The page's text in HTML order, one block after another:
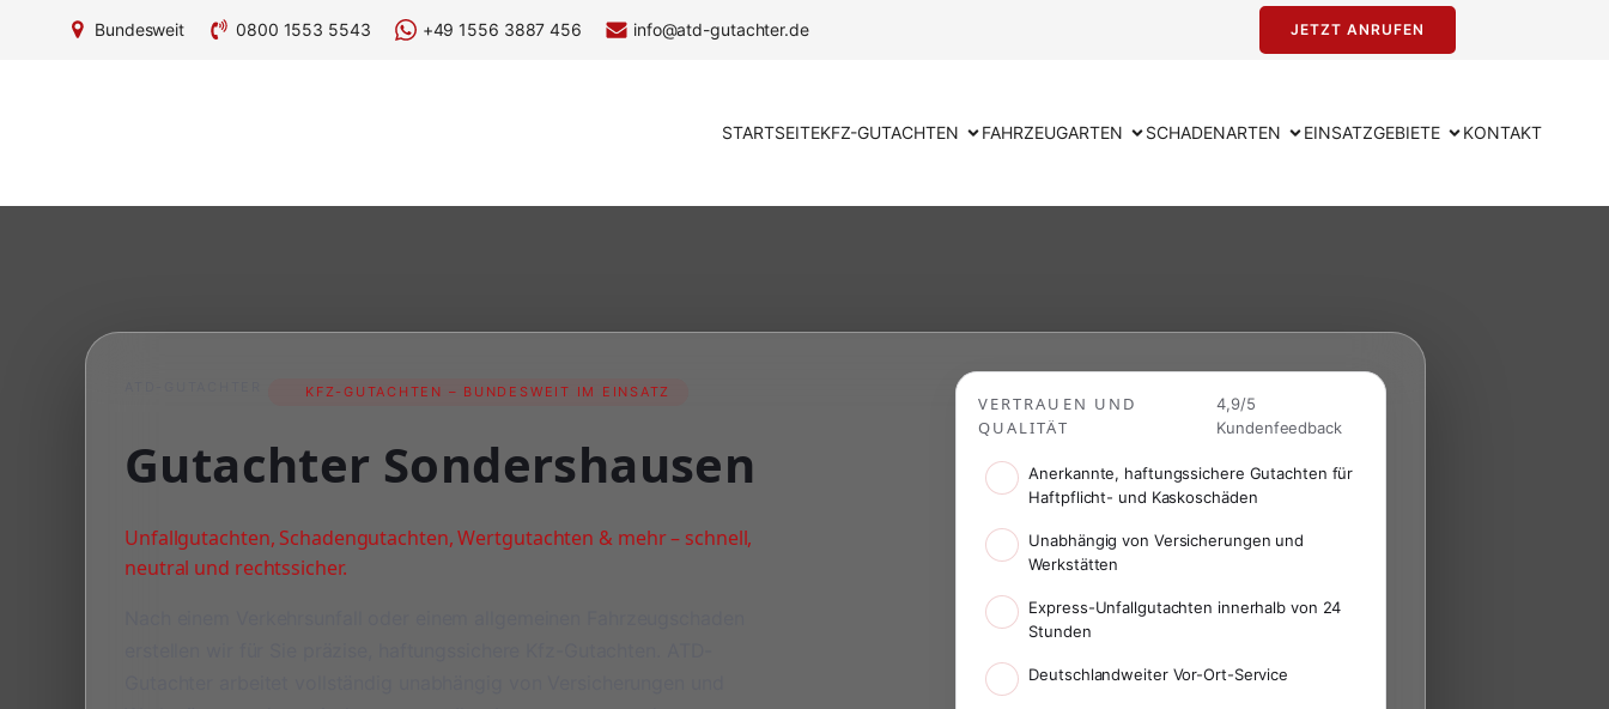
Bundesweit 0800 1553 5543 +49 1556 3887 456 info@atd-gutachter.de JETZT ANRUFEN
STARTSEITEKFZ-GUTACHTEN FAHRZEUGARTEN SCHADENARTEN EINSATZGEBIETE KONTAKT
KFZ-GUTACHTEN – BUNDESWEIT IM EINSATZ
Gutachter Sondershausen
Unfallgutachten, Schadengutachten, Wertgutachten & mehr – schnell,
neutral und rechtssicher.
VERTRAUEN UND
QUALITÄT
4,9/5
Kundenfeedback
Anerkannte, haftungssichere Gutachten für
Haftpflicht- und Kaskoschäden
Unabhängig von Versicherungen und
Werkstätten
Express-Unfallgutachten innerhalb von 24
Stunden
Deutschlandweiter Vor-Ort-Service